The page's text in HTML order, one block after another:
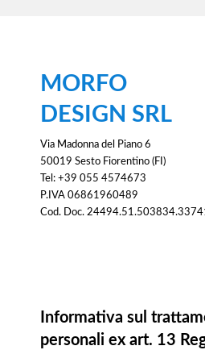
MORFO
DESIGN SRL
Via Madonna del Piano 6
50019 Sesto Fiorentino (FI)
Tel: +39 055 4574673
P.IVA 06861960489
Cod. Doc.
Informativa sul
personali ex art. 13